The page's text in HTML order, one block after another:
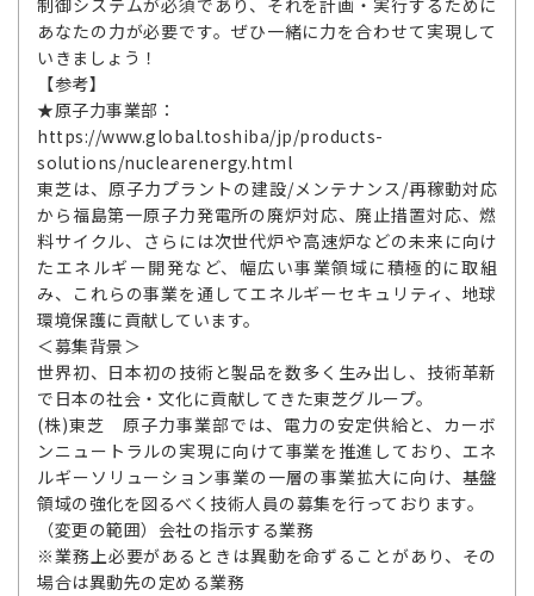
制御システムが必須であり、それを計画・実行するために
あなたの力が必要です。ぜひ一緒に力を合わせて実現して
いきましょう！
【参考】
★原子力事業部：
https://www.global.toshiba/jp/products-
solutions/nuclearenergy.html
東芝は、原子力プラントの建設/メンテナンス/再稼動対応
から福島第一原子力発電所の廃炉対応、廃止措置対応、燃
料サイクル、さらには次世代炉や高速炉などの未来に向け
たエネルギー開発など、幅広い事業領域に積極的に取組
み、これらの事業を通してエネルギーセキュリティ、地球
環境保護に貢献しています。
＜募集背景＞
世界初、日本初の技術と製品を数多く生み出し、技術革新
で日本の社会・文化に貢献してきた東芝グループ。
(株)東芝 原子力事業部では、電力の安定供給と、カーボ
ンニュートラルの実現に向けて事業を推進しており、エネ
ルギーソリューション事業の一層の事業拡大に向け、基盤
領域の強化を図るべく技術人員の募集を行っております。
（変更の範囲）会社の指示する業務
※業務上必要があるときは異動を命ずることがあり、その
場合は異動先の定める業務